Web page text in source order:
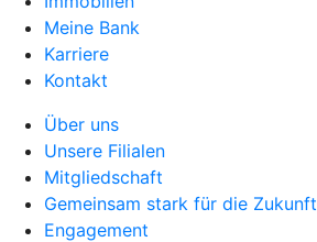
Meine Bank
Karriere
Kontakt
Über uns
Unsere Filialen
Mitgliedschaft
Gemeinsam stark für die Zukunft
Engagement